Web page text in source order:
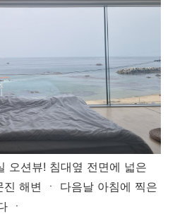
오션뷰! 침대옆 전면에 넓은
해변 ㆍ 다음날 아침에 찍은
ㆍ